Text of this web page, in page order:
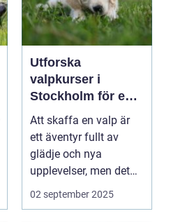
Utforska
valpkurser i
Stockholm för en
lycklig och
välanpassad valp
Att skaffa en valp är
ett äventyr fullt av
glädje och nya
upplevelser, men det
st&aum...
02 september 2025